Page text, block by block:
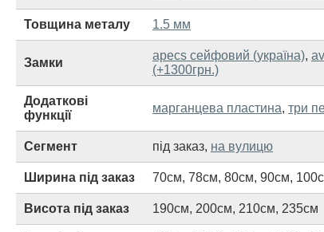
Товщина металу 1.5 мм
Замки
apecs сейфовий (україна),
(+1300грн.)
Додаткові
функції
марганцева пластина, три
Сегмент під заказ, на вулицю
Ширина під заказ 70см, 78см, 80см, 90см,
Висота під заказ 190см, 200см, 210см, 235см